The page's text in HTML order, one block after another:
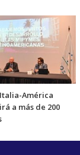
América
a más de 200